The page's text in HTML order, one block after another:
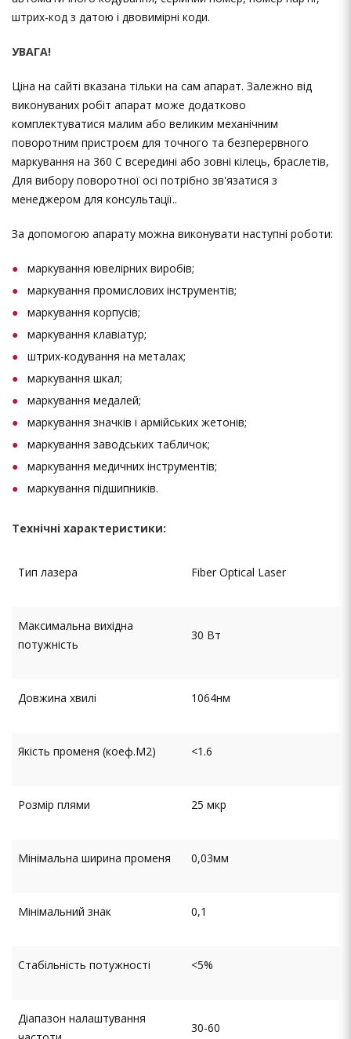
штрих-код з датою і двовимірні коди.
УВАГА!
Ціна на сайті вказана тільки на сам апарат. Залежно від
виконуваних робіт апарат може додатково
комплектуватися малим або великим механічним
поворотним пристроєм для точного та безперервного
маркування на 360 С всередині або зовні кілець, браслетів,
Для вибору поворотної осі потрібно зв'язатися з
менеджером для консультації..
За допомогою апарату можна виконувати наступні роботи:
маркування ювелірних виробів;
маркування промислових інструментів;
маркування корпусів;
маркування клавіатур;
штрих-кодування на металах;
маркування шкал;
маркування медалей;
маркування значків і армійських жетонів;
маркування заводських табличок;
маркування медичних інструментів;
маркування підшипників.
Технічні характеристики:
Тип лазера Fiber Optical Laser
Максимальна вихідна
потужність
30 Вт
Довжина хвилі 1064нм
Якість променя (коеф.M2) <1.6
Розмір плями 25 мкр
Мінімальна ширина променя 0,03мм
Мінімальний знак 0,1
Стабільність потужності <5%
Діапазон налаштування
30-60